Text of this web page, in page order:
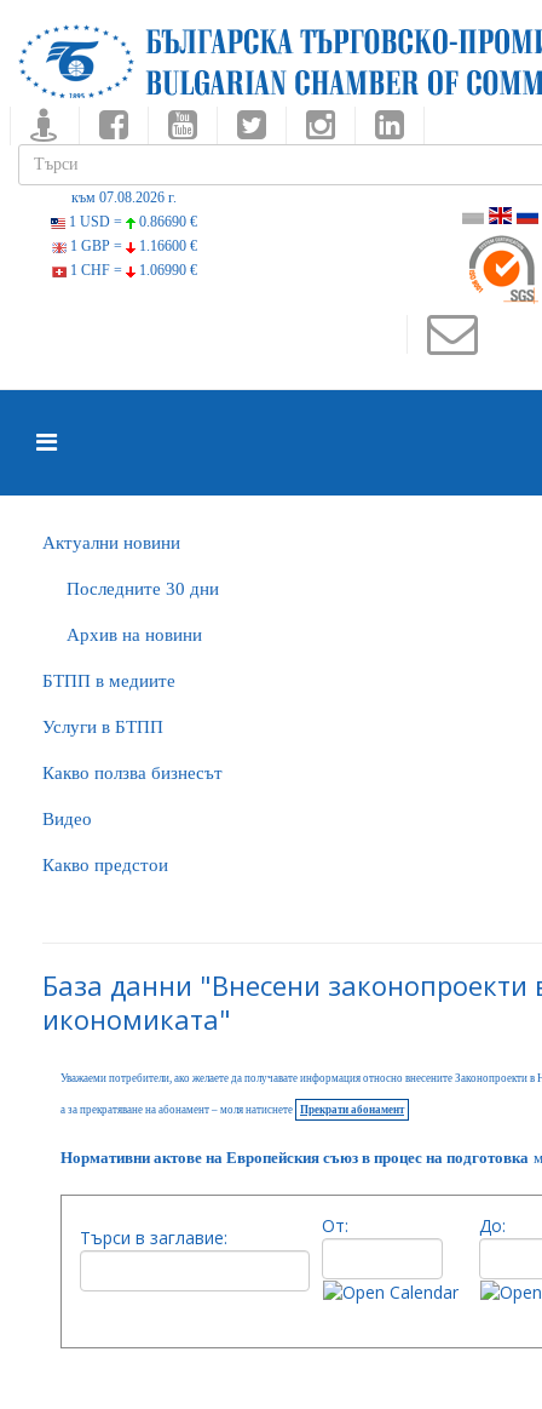
към 07.08.2026 г.
1 USD =
0.86690 €
1 GBP =
1.16600 €
1 CHF =
1.06990 €
Актуални новини
Последните 30 дни
Архив на новини
БTПП в медиите
Услуги в БТПП
Какво ползва бизнесът
Видео
Какво предстои
База данни "Внесени
икономиката"
Уважаеми потребители, ако желаете да получавате информация относно внесените Законопроекти
а за прекратяване на абонамент – моля натиснете Прекрати абонамент
Нормативни актове на Европейския съюз в процес на подготовка
Търси в заглавие:
От: До: